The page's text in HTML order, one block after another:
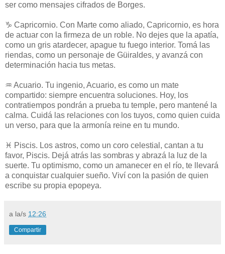
ser como mensajes cifrados de Borges.
♑ Capricornio. Con Marte como aliado, Capricornio, es hora
de actuar con la firmeza de un roble. No dejes que la apatía,
como un gris atardecer, apague tu fuego interior. Tomá las
riendas, como un personaje de Güiraldes, y avanzá con
determinación hacia tus metas.
♒ Acuario. Tu ingenio, Acuario, es como un mate
compartido: siempre encuentra soluciones. Hoy, los
contratiempos pondrán a prueba tu temple, pero mantené la
calma. Cuidá las relaciones con los tuyos, como quien cuida
un verso, para que la armonía reine en tu mundo.
♓ Piscis. Los astros, como un coro celestial, cantan a tu
favor, Piscis. Dejá atrás las sombras y abrazá la luz de la
suerte. Tu optimismo, como un amanecer en el río, te llevará
a conquistar cualquier sueño. Viví con la pasión de quien
escribe su propia epopeya.
a la/s 12:26
Compartir